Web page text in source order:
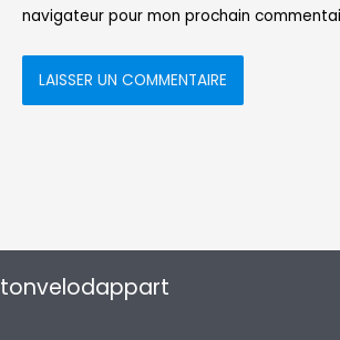
navigateur pour mon prochain
tonvelodappart